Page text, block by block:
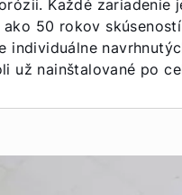
Každé zariadenie
50 rokov
individuálne
už nainštalované po